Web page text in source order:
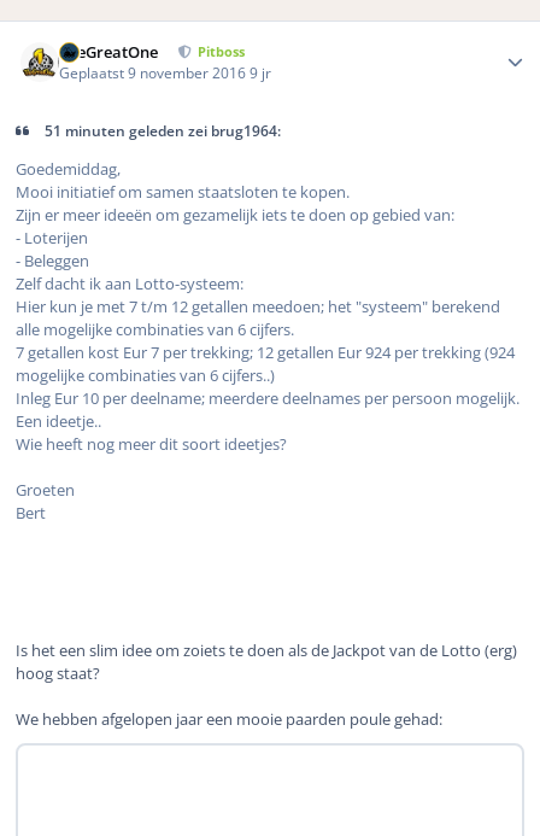
TheGreatOne Pitboss
Geplaatst9 november 20169 jr
51 minuten geleden zei brug1964:
Goedemiddag,
Mooi initiatief om samen staatsloten te kopen.
Zijn er meer ideeën om gezamelijk iets te doen op gebied van:
- Loterijen
- Beleggen
Zelf dacht ik aan Lotto-systeem:
Hier kun je met 7 t/m 12 getallen meedoen; het "systeem" berekend
alle mogelijke combinaties van 6 cijfers.
7 getallen kost Eur 7 per trekking; 12 getallen Eur 924 per trekking (924
mogelijke combinaties van 6 cijfers..)
Inleg Eur 10 per deelname; meerdere deelnames per persoon mogelijk.
Een ideetje..
Wie heeft nog meer dit soort ideetjes?
Groeten
Bert
Is het een slim idee om zoiets te doen als de Jackpot van de Lotto (erg)
hoog staat?
We hebben afgelopen jaar een mooie paarden poule gehad: